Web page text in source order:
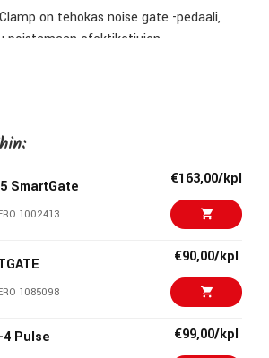
on tehokas noise gate -pedaali,
poistamaan efektiketjujen,
gainin vahvistimien aiheuttamat
Pedaali pitää signaalin puhtaana ja
silloin, kun käytössä on paljon gainia tai
rakenteensa ansiosta. Se käyttää
jonka kautta koko efektiketju voidaan
pystyy vertaamaan kitaran puhdasta
tulevaan kohinaan ja poistamaan
kohinanpoistoon
on sisäänrakennettu efektiluuppi,
SmartGate
1002413
€163,00/kpl
1085098
€90,00/kpl
4 Pulse €99,00/kpl